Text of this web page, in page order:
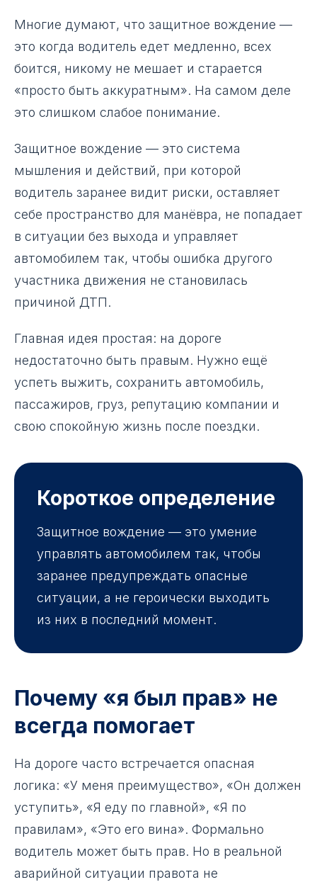
Многие думают, что защитное вождение —
это когда водитель едет медленно, всех
боится, никому не мешает и старается
«просто быть аккуратным». На самом деле
это слишком слабое понимание.
Защитное вождение — это система
мышления и действий, при которой
водитель заранее видит риски, оставляет
себе пространство для манёвра, не попадает
в ситуации без выхода и управляет
автомобилем так, чтобы ошибка другого
участника движения не становилась
причиной ДТП.
Главная идея простая: на дороге
недостаточно быть правым. Нужно ещё
успеть выжить, сохранить автомобиль,
пассажиров, груз, репутацию компании и
свою спокойную жизнь после поездки.
Короткое определение
Защитное вождение — это умение
управлять автомобилем так, чтобы
заранее предупреждать опасные
ситуации, а не героически выходить
из них в последний момент.
Почему «я был прав» не
всегда помогает
На дороге часто встречается опасная
логика: «У меня преимущество», «Он должен
уступить», «Я еду по главной», «Я по
правилам», «Это его вина». Формально
водитель может быть прав. Но в реальной
аварийной ситуации правота не